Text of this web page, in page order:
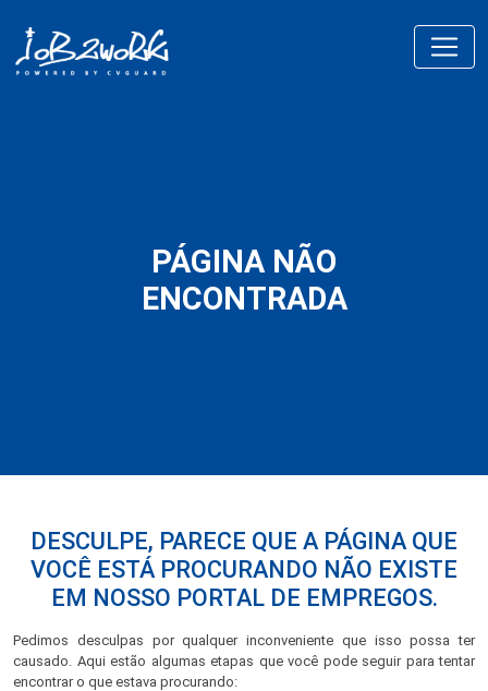
PÁGINA NÃO
ENCONTRADA
DESCULPE, PARECE QUE A PÁGINA QUE
VOCÊ ESTÁ PROCURANDO NÃO EXISTE
EM NOSSO PORTAL DE EMPREGOS.
Pedimos desculpas por qualquer inconveniente que isso possa ter
causado. Aqui estão algumas etapas que você pode seguir para tentar
encontrar o que estava procurando: